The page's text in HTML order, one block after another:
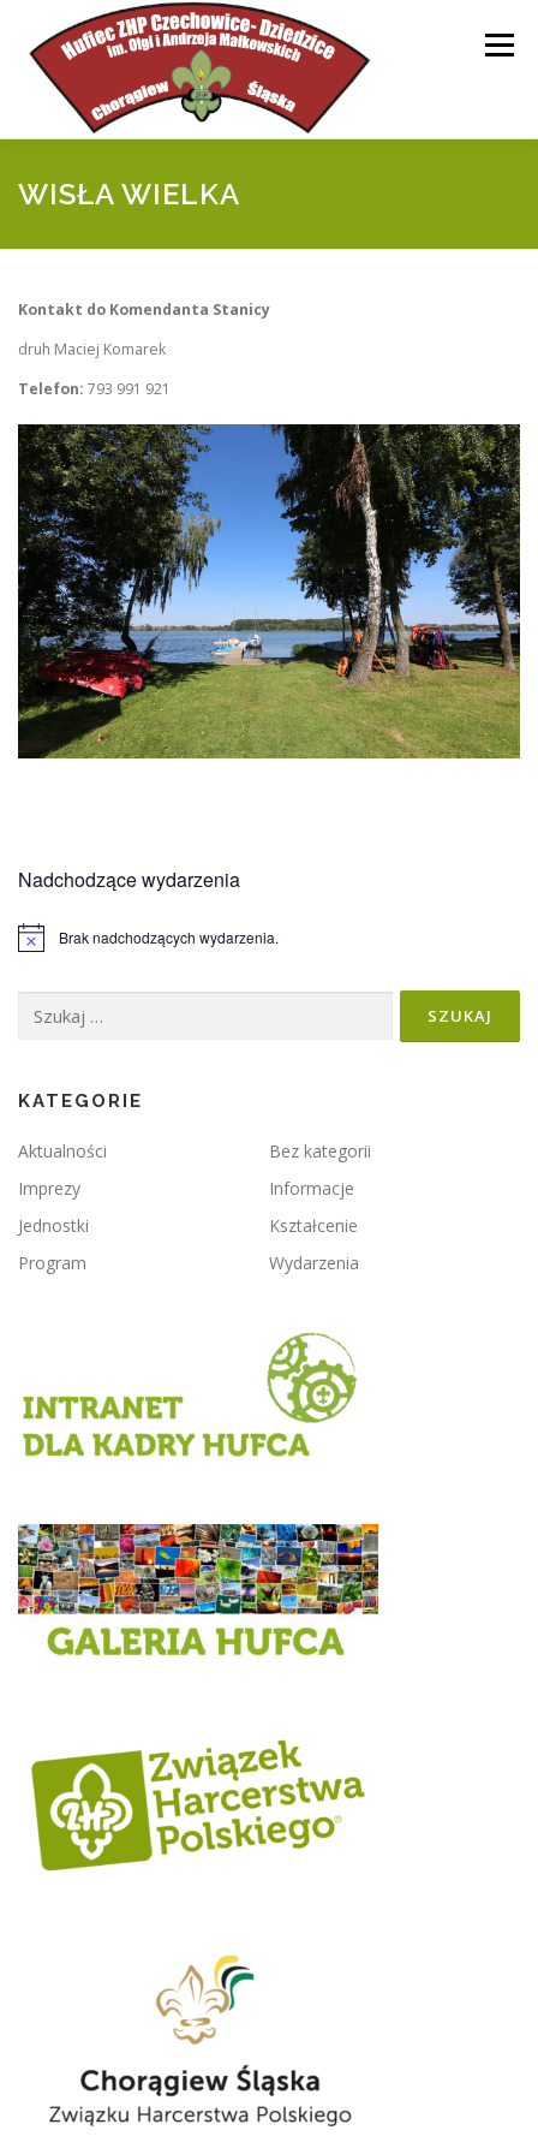
treści
Menu
STRONA GŁÓWNA
WISŁA WIELKA
Kontakt do Komendanta Stanicy
druh Maciej Komarek
Telefon: 793 991 921
Nadchodzące wydarzenia
Powiadomienie
Brak nadchodzących wydarzenia.
KATEGORIE
Aktualności
Bez kategorii
Imprezy
Informacje
Jednostki
Kształcenie
Program
Wydarzenia